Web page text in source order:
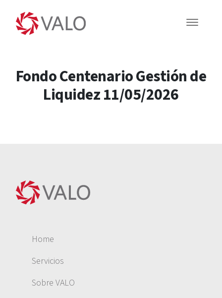
Fondo Centenario Gestión de
Liquidez 11/05/2026
Home
Servicios
Sobre VALO